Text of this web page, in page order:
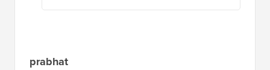
prabhat